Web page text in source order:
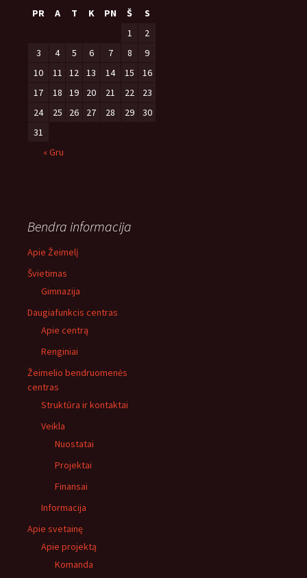
PR
A T K PN Š
S
1
2
3
4 5 6 7 8
9
10
11 12 13 14 15
16
17
18 19 20 21 22
23
24
25 26 27 28 29
30
31
« Gru
Bendra informacija
Apie Žeimelį
Švietimas
Gimnazija
Daugiafunkcis centras
Apie centrą
Renginiai
Žeimelio bendruomenės
centras
Struktūra ir kontaktai
Veikla
Nuostatai
Projektai
Finansai
Informacija
Apie svetainę
Apie projektą
Komanda